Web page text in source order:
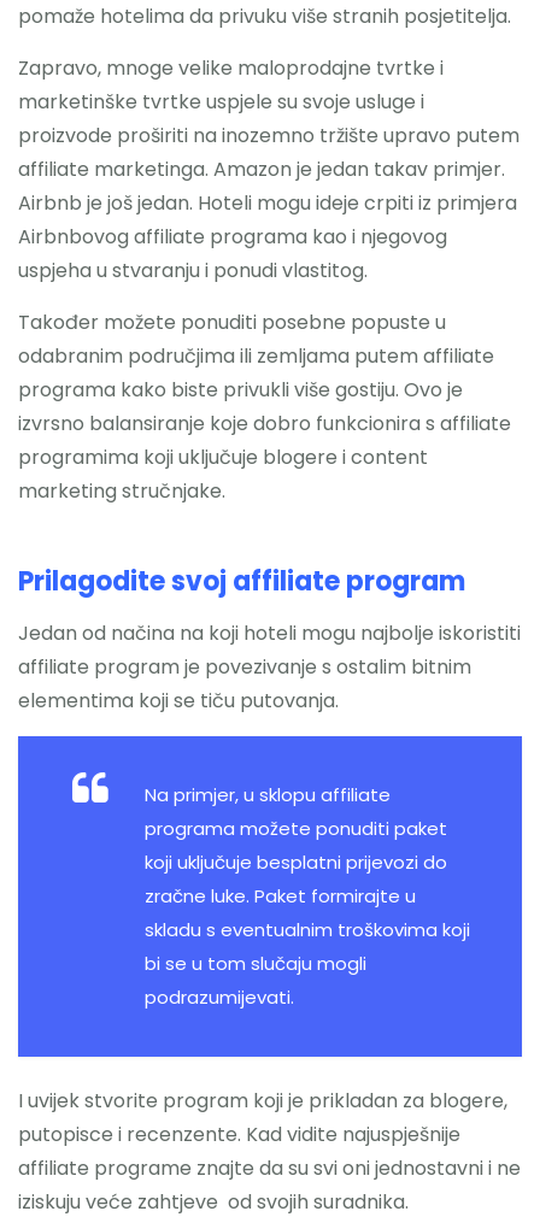
pomaže hotelima da privuku više stranih posjetitelja.
Zapravo, mnoge velike maloprodajne tvrtke i
marketinške tvrtke uspjele su svoje usluge i
proizvode proširiti na inozemno tržište upravo putem
affiliate marketinga. Amazon je jedan takav primjer.
Airbnb je još jedan. Hoteli mogu ideje crpiti iz primjera
Airbnbovog affiliate programa kao i njegovog
uspjeha u stvaranju i ponudi vlastitog.
Također možete ponuditi posebne popuste u
odabranim područjima ili zemljama putem affiliate
programa kako biste privukli više gostiju. Ovo je
izvrsno balansiranje koje dobro funkcionira s affiliate
programima koji uključuje blogere i content
marketing stručnjake.
Prilagodite svoj affiliate program
Jedan od načina na koji hoteli mogu najbolje iskoristiti
affiliate program je povezivanje s ostalim bitnim
elementima koji se tiču putovanja.
Na primjer, u sklopu affiliate
programa možete ponuditi paket
koji uključuje besplatni prijevozi do
zračne luke. Paket formirajte u
skladu s eventualnim troškovima koji
bi se u tom slučaju mogli
podrazumijevati.
I uvijek stvorite program koji je prikladan za blogere,
putopisce i recenzente. Kad vidite najuspješnije
affiliate programe znajte da su svi oni jednostavni i ne
iziskuju veće zahtjeve od svojih suradnika.